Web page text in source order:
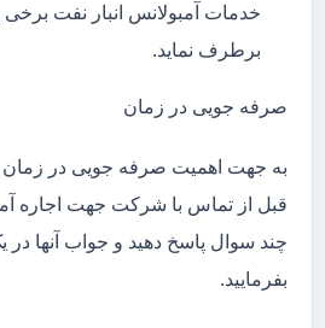
خدمات آمبولانس انبار نفت برخی
برطرف نماید.
صرفه جویی در زمان
به جهت اهمیت صرفه جویی در زمان
قبل از تماس با شرکت جهت اجاره
چند سوال پاسخ دهید و جواب آنها در
بفرمایید.